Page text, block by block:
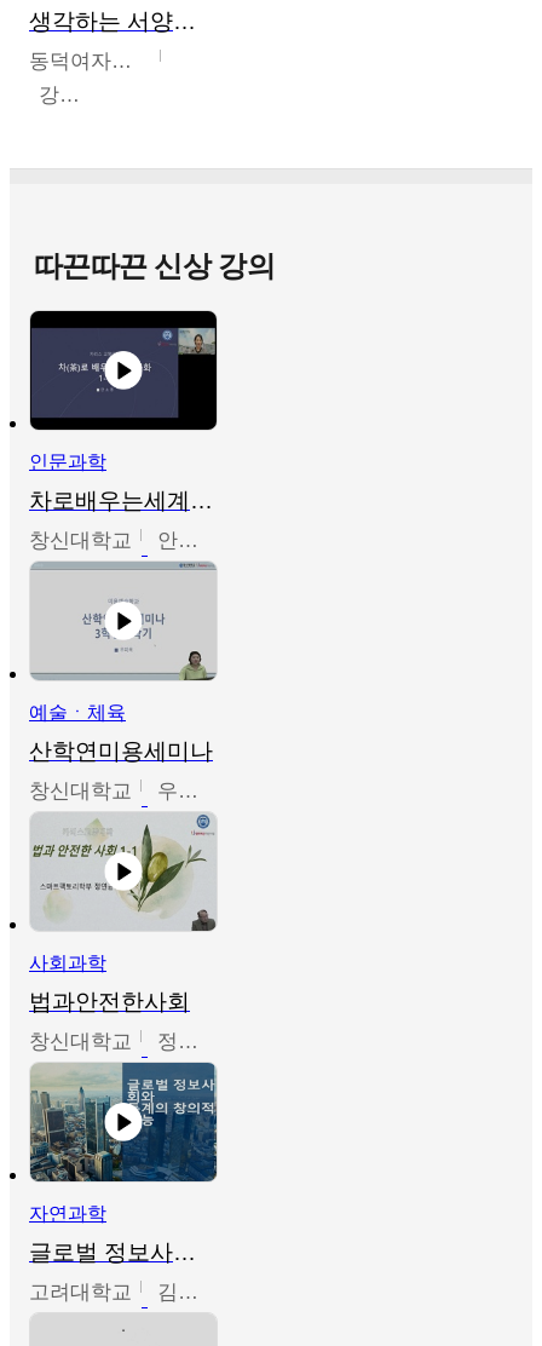
생각하는 서양미술의 이해
동덕여자대학교
강수미
따끈따끈 신상 강의
인문과학
차로배우는세계문화
창신대학교 안소영
예술ㆍ체육
산학연미용세미나
창신대학교 우미옥,오윤경,박선이
사회과학
법과안전한사회
창신대학교 정연균
자연과학
글로벌 정보사회와 통계의 창의적 기능
고려대학교 김희영